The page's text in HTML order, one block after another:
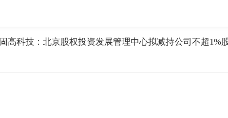
固高科技：北京股权投资发展管理中心拟减持公司不超1%